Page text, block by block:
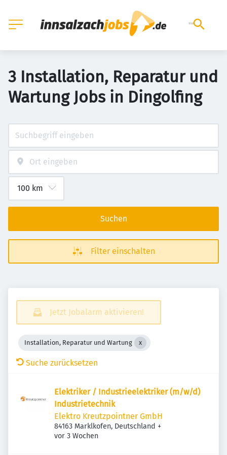
3 Installation, Reparatur und
Wartung Jobs in Dingolfing
Suchen
Filter einschalten
Jetzt Jobalarm aktivieren!
Installation, Reparatur und Wartung
Suche zurücksetzen
Elektriker / Industrieelektriker (m/w/d)
Industrietechnik
Elektro Kreutzpointner GmbH
84163 Marklkofen, Deutschland +
Veröffentlicht
vor 3 Wochen